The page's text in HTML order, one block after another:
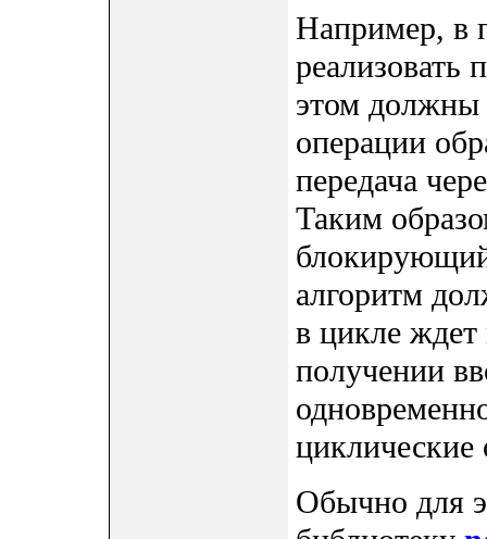
Например, в
реализовать
этом должны
операции
передача
Таким
алгоритм
в цикле ждет
получении
циклические
Обычно для